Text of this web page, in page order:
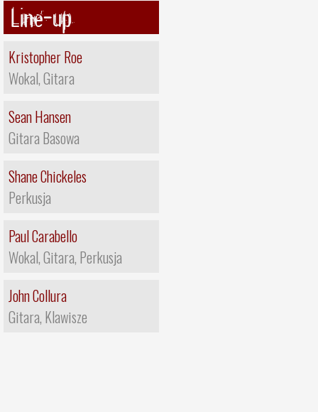
Line-up
Kristopher Roe
Wokal, Gitara
Sean Hansen
Gitara Basowa
Shane Chickeles
Perkusja
Paul Carabello
Wokal, Gitara, Perkusja
John Collura
Gitara, Klawisze